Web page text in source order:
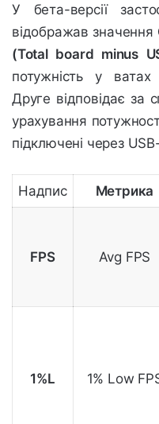
У бета-версії
відображав значення
(Total board minus
потужність у
Друге відповідає за
урахування
підключені через
Надпис Метрика
FPS Avg FPS
1%L 1% Low